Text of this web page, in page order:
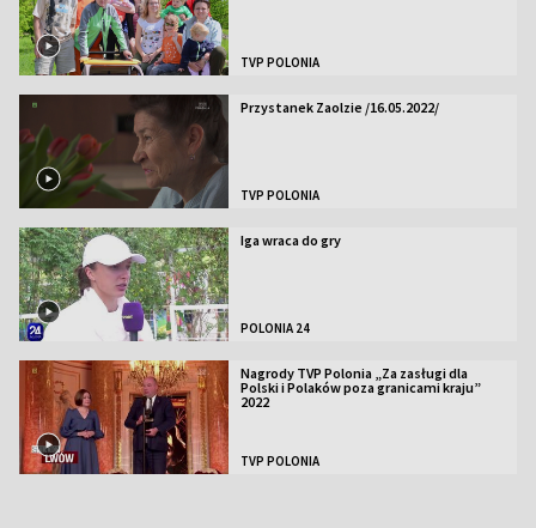
TVP POLONIA
Przystanek Zaolzie /16.05.2022/
TVP POLONIA
Iga wraca do gry
POLONIA 24
Nagrody TVP Polonia „Za zasługi dla
Polski i Polaków poza granicami kraju”
2022
TVP POLONIA